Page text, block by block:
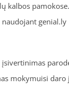
kalbos pamokose.
genial.ly
mokymuisi daro